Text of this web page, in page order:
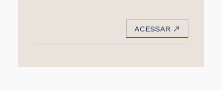
ACESSAR